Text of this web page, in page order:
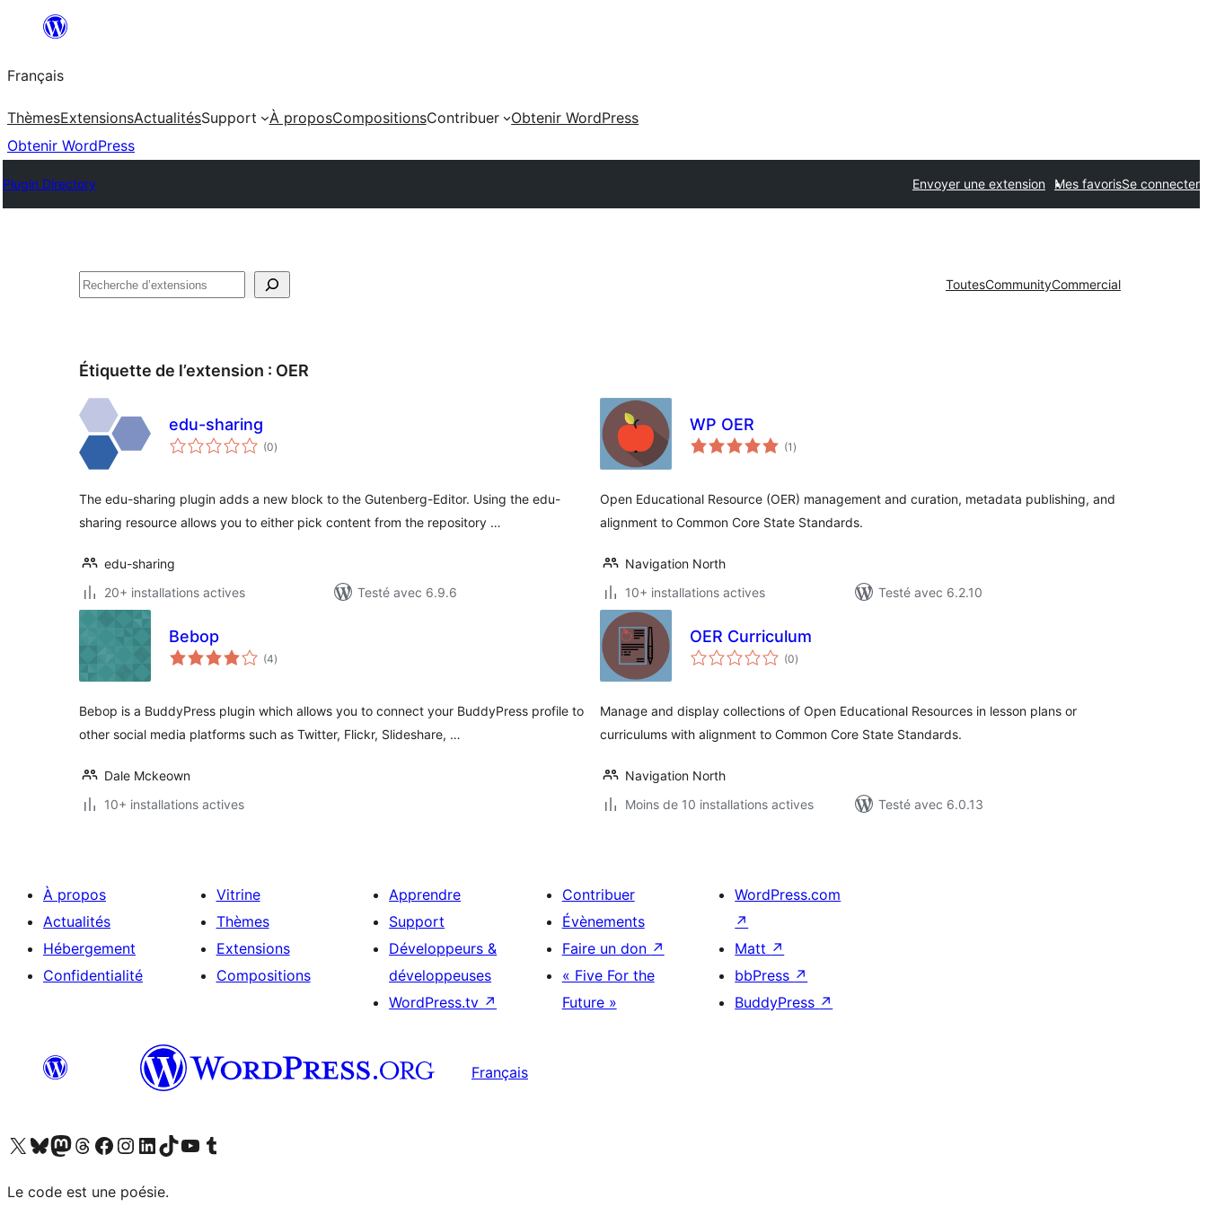
contenu
Français
ThèmesExtensionsActualitésSupport À proposCompositionsContribuer
Obtenir WordPress
Obtenir WordPress
Plugin Directory Envoyer une extension Mes favorisSe connecter
Rechercher ToutesCommunityCommercial
Étiquette de l’extension : OER
edu-sharing
(0notes
en
)
The edu-sharing plugin adds a new block to the Gutenberg-Editor. Using the edu-
sharing resource allows you to either pick content from the repository …
edu-sharing
20+ installations actives
Testé avec 6.9.6
WP OER
(1 notes
en
)
Open Educational Resource (OER) management and curation, metadata publishing, and
alignment to Common Core State Standards.
Navigation North
10+ installations actives
Testé avec 6.2.10
Bebop
(4notes
en
)
Bebop is a BuddyPress plugin which allows you to connect your BuddyPress profile to
other social media platforms such as Twitter, Flickr, Slideshare, …
Dale Mckeown
10+ installations actives
OER Curriculum
(0notes
en
)
Manage and display collections of Open Educational Resources in lesson plans or
curriculums with alignment to Common Core State Standards.
Navigation North
Moins de 10 installations actives
Testé avec 6.0.13
À propos
Actualités
Hébergement
Confidentialité
Vitrine
Thèmes
Extensions
Compositions
Apprendre
Support
Développeurs &
développeuses
WordPress.tv ↗
Contribuer
Évènements
Faire un don ↗
« Five For the
Future »
WordPress.com
↗
Matt ↗
bbPress ↗
BuddyPress ↗
Français
Visitez notre compte X (précédemment Twitter)
Visiter notre compte Bluesky
Visiter notre compte Mastodon
Visiter notre compte Threads
Consulter notre compte Facebook
Consulter notre compte Instagram
Consulter notre compte LinkedIn
Visiter notre compte TokTok
Visiter notre chaîne YouTube
Visiter notre compte Tumblr
Le code est une poésie.